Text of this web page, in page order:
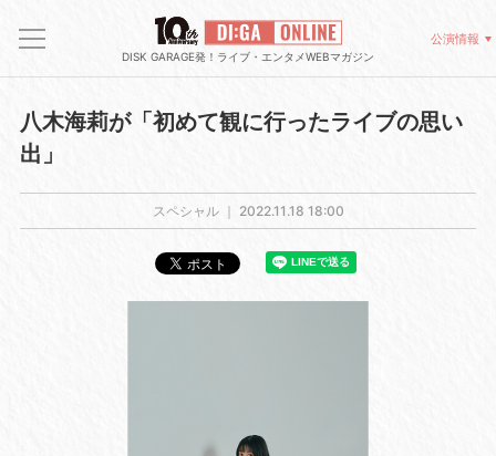
DISK GARAGE発！ライブ・エンタメWEBマガジン
公演情報
八木海莉が「初めて観に行ったライブの思い
出」
スペシャル ｜ 2022.11.18 18:00